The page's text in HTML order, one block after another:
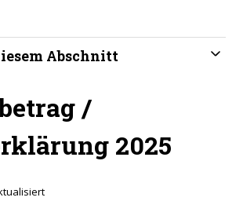
Abschnitt
/
2025